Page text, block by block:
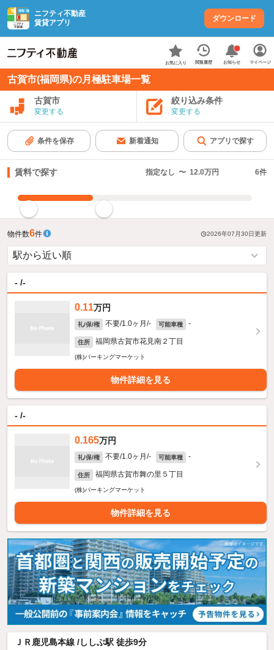
ニフティ不動産
賃貸アプリ
ダウンロード
お気に入り 閲覧履歴 お知らせ マイページ
古賀市(福岡県)の月極駐車場一覧
古賀市
変更する
絞り込み条件
変更する
条件を保存 新着通知 アプリで探す
賃料で探す 指定なし 〜 12.0万円 6件
物件数6件 2026年07月30日更新
- /-
0.11万円
礼/保/権 不要/1.0ヶ月/- 可能車種 -
住所 福岡県古賀市花見南２丁目
(株)パーキングマーケット
物件詳細を見る
- /-
0.165万円
礼/保/権 不要/1.0ヶ月/- 可能車種 -
住所 福岡県古賀市舞の里５丁目
(株)パーキングマーケット
物件詳細を見る
ＪＲ鹿児島本線 /ししぶ駅 徒歩9分